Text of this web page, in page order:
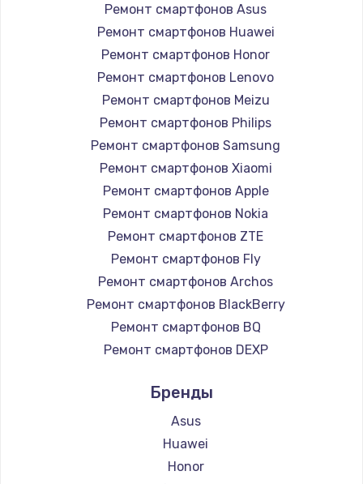
Замена Bluetooth/Wi-Fi модуля
800 руб.
Заказать
Замена картридера
890 руб.
Заказать
Замена микросхемы NFC
1100 руб.
Заказать
Замена шим-контроллера
3900 руб.
Заказать
Настройка Wi-Fi
1030 руб.
Заказать
Ремонт смартфонов Asus
Ремонт смартфонов Huawei
Ремонт смартфонов Honor
Ремонт смартфонов Lenovo
Ремонт смартфонов Meizu
Ремонт смартфонов Philips
Ремонт смартфонов Samsung
Ремонт смартфонов Xiaomi
Ремонт смартфонов Apple
Ремонт смартфонов Nokia
Ремонт смартфонов ZTE
Ремонт смартфонов Fly
Ремонт смартфонов Archos
Ремонт смартфонов BlackBerry
Ремонт смартфонов BQ
Ремонт смартфонов DEXP
Ремонт смартфонов Ginzzu
Ремонт смартфонов Highscreen
Ремонт смартфонов Irbis
Ремонт смартфонов Kyocera
Бренды
Asus
Huawei
Honor